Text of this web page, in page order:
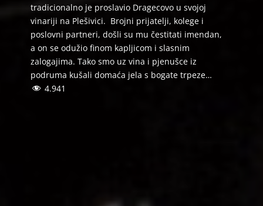
tradicionalno je proslavio Dragecovo u svojoj
vinariji na Plešivici. Brojni prijatelji, kolege i
poslovni partneri, došli su mu čestitati imendan,
a on se odužio finom kapljicom i slasnim
zalogajima. Tako smo uz vina i pjenušce iz
podruma kušali domaća jela s bogate trpeze…
4.941